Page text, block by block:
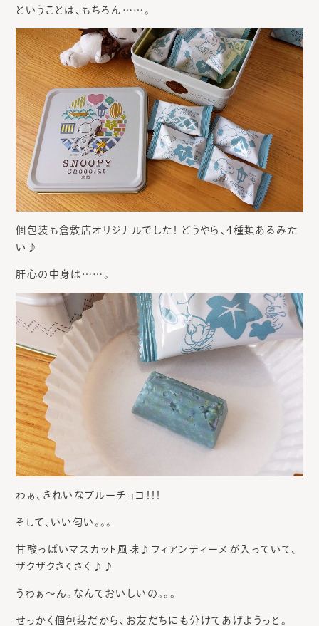
ということは、もちろん……。
個包装も倉敷店オリジナルでした！ どうやら、4種類あるみた
い♪
肝心の中身は……。
わぁ、きれいなブルーチョコ！！！
そして、いい匂い。。。
甘酸っぱいマスカット風味♪フィアンティーヌが入っていて、
ザクザクさくさく♪♪
うわぁ～ん。なんておいしいの。。。
せっかく個包装だから、お友だちにも分けてあげようっと。